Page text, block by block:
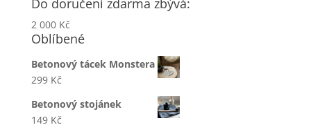
Do doručení zdarma zbývá:
2 000 Kč
Oblíbené
Betonový tácek Monstera
299 Kč
Betonový stojánek
149 Kč